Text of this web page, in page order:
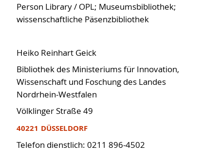
Person Library / OPL; Museumsbibliothek;
wissenschaftliche Päsenzbibliothek
Heiko Reinhart Geick
Bibliothek des Ministeriums für Innovation,
Wissenschaft und Foschung des Landes
Nordrhein-Westfalen
Völklinger Straße 49
40221 DÜSSELDORF
Telefon dienstlich: 0211 896-4502